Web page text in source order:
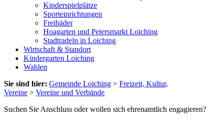
Kinderspielplätze
Sporteinrichtungen
Freibäder
Hoagarten und Petersmarkt Loiching
Stadtradeln in Loiching
Wirtschaft & Standort
Kindergarten Loiching
Wahlen
Sie sind hier: Gemeinde Loiching > Freizeit, Kultur,
Vereine > Vereine und Verbände
Suchen Sie Anschluss oder wollen sich ehrenamtlich engagieren?